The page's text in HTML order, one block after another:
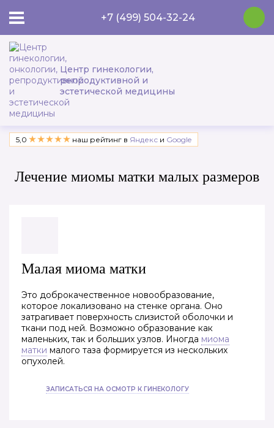
Центр гинекологии,
репродуктивной и
эстетической медицины
+7 (499) 504-32-24
5,0 наш рейтинг в Яндекс и Google
Лечение миомы матки малых размеров
Малая миома матки
Это доброкачественное новообразование,
которое локализовано на стенке органа. Оно
затрагивает поверхность слизистой оболочки и
ткани под ней. Возможно образование как
маленьких, так и больших узлов. Иногда миома
матки малого таза формируется из нескольких
опухолей.
ЗАПИСАТЬСЯ НА ОСМОТР К ГИНЕКОЛОГУ